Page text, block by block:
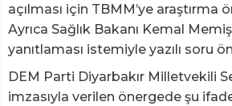
açılması için TBMM’ye araştırma
Ayrıca Sağlık Bakanı Kemal
yanıtlaması istemiyle yazılı soru
DEM Parti Diyarbakır Milletvekili
imzasıyla verilen önergede şu